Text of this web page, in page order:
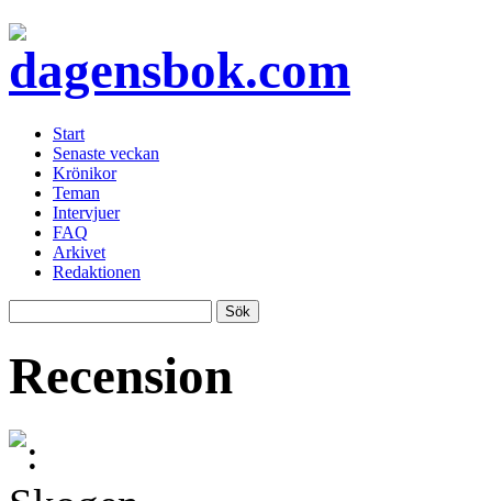
Start
Senaste veckan
Krönikor
Teman
Intervjuer
FAQ
Arkivet
Redaktionen
Recension